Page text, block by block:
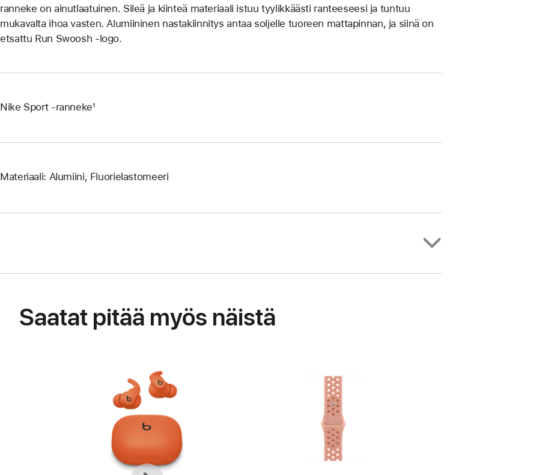
ranneke on ainutlaatuinen. Sileä ja kiinteä materiaali istuu tyylikkäästi ranteeseesi ja tuntuu
mukavalta ihoa vasten. Alumiininen nastakiinnitys antaa soljelle tuoreen matta­pinnan, ja siinä on
etsattu Run Swoosh -logo.
Nike Sport -ranneke¹
Materiaali: Alumiini, Fluorielastomeeri
Saatat pitää myös näistä
Edellinen
Seuraava